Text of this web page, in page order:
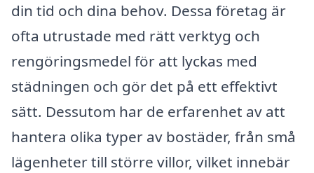
din tid och dina behov. Dessa företag är
ofta utrustade med rätt verktyg och
rengöringsmedel för att lyckas med
städningen och gör det på ett effektivt
sätt. Dessutom har de erfarenhet av att
hantera olika typer av bostäder, från små
lägenheter till större villor, vilket innebär